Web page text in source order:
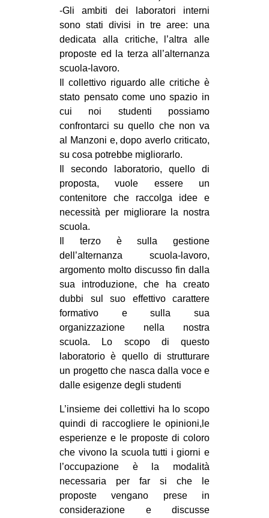
-Gli ambiti dei laboratori interni
sono stati divisi in tre aree: una
dedicata alla critiche, l’altra alle
proposte ed la terza all’alternanza
scuola-lavoro.
Il collettivo riguardo alle critiche è
stato pensato come uno spazio in
cui noi studenti possiamo
confrontarci su quello che non va
al Manzoni e, dopo averlo criticato,
su cosa potrebbe migliorarlo.
Il secondo laboratorio, quello di
proposta, vuole essere un
contenitore che raccolga idee e
necessità per migliorare la nostra
scuola.
Il terzo è sulla gestione
dell’alternanza scuola-lavoro,
argomento molto discusso fin dalla
sua introduzione, che ha creato
dubbi sul suo effettivo carattere
formativo e sulla sua
organizzazione nella nostra
scuola. Lo scopo di questo
laboratorio è quello di strutturare
un progetto che nasca dalla voce e
dalle esigenze degli studenti
L’insieme dei collettivi ha lo scopo
quindi di raccogliere le opinioni,le
esperienze e le proposte di coloro
che vivono la scuola tutti i giorni e
l’occupazione è la modalità
necessaria per far si che le
proposte vengano prese in
considerazione e discusse